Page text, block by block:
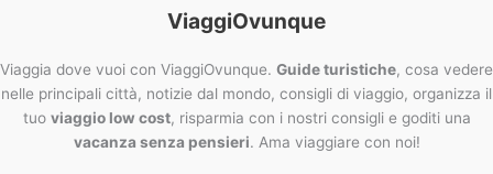
ViaggiOvunque
Viaggia dove vuoi con ViaggiOvunque. Guide turistiche, cosa vedere
nelle principali città, notizie dal mondo, consigli di viaggio, organizza il
tuo viaggio low cost, risparmia con i nostri consigli e goditi una
vacanza senza pensieri. Ama viaggiare con noi!